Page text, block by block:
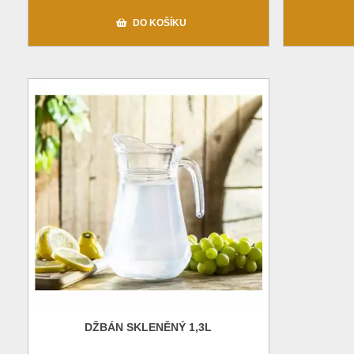
DO KOŠÍKU
DŽBÁN SKLENĚNÝ 1,3L